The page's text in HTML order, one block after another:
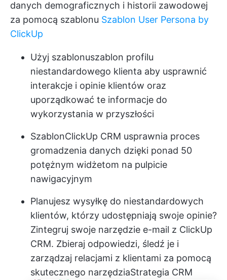
danych demograficznych i historii zawodowej
za pomocą szablonu Szablon User Persona by
ClickUp
Użyj szablonuszablon profilu
niestandardowego klienta aby usprawnić
interakcje i opinie klientów oraz
uporządkować te informacje do
wykorzystania w przyszłości
SzablonClickUp CRM usprawnia proces
gromadzenia danych dzięki ponad 50
potężnym widżetom na pulpicie
nawigacyjnym
Planujesz wysyłkę do niestandardowych
klientów, którzy udostępniają swoje opinie?
Zintegruj swoje narzędzie e-mail z ClickUp
CRM. Zbieraj odpowiedzi, śledź je i
zarządzaj relacjami z klientami za pomocą
skutecznego narzędziaStrategia CRM